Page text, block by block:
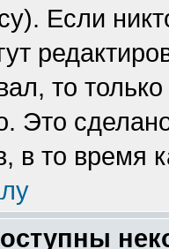
Если
то
Это
в то время